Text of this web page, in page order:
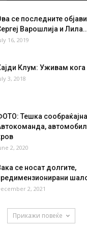
се последните
Варошлија и
16, 2019
Клум: Уживам кога
3, 2018
Тешка
автомобил
2, 2020
се носат долгите,
2, 2021
Прикажи повеќе